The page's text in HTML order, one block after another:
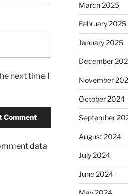
next time I
data
March 2025
February 2025
January 2025
December
November
October 2024
September
August 2024
July 2024
June 2024